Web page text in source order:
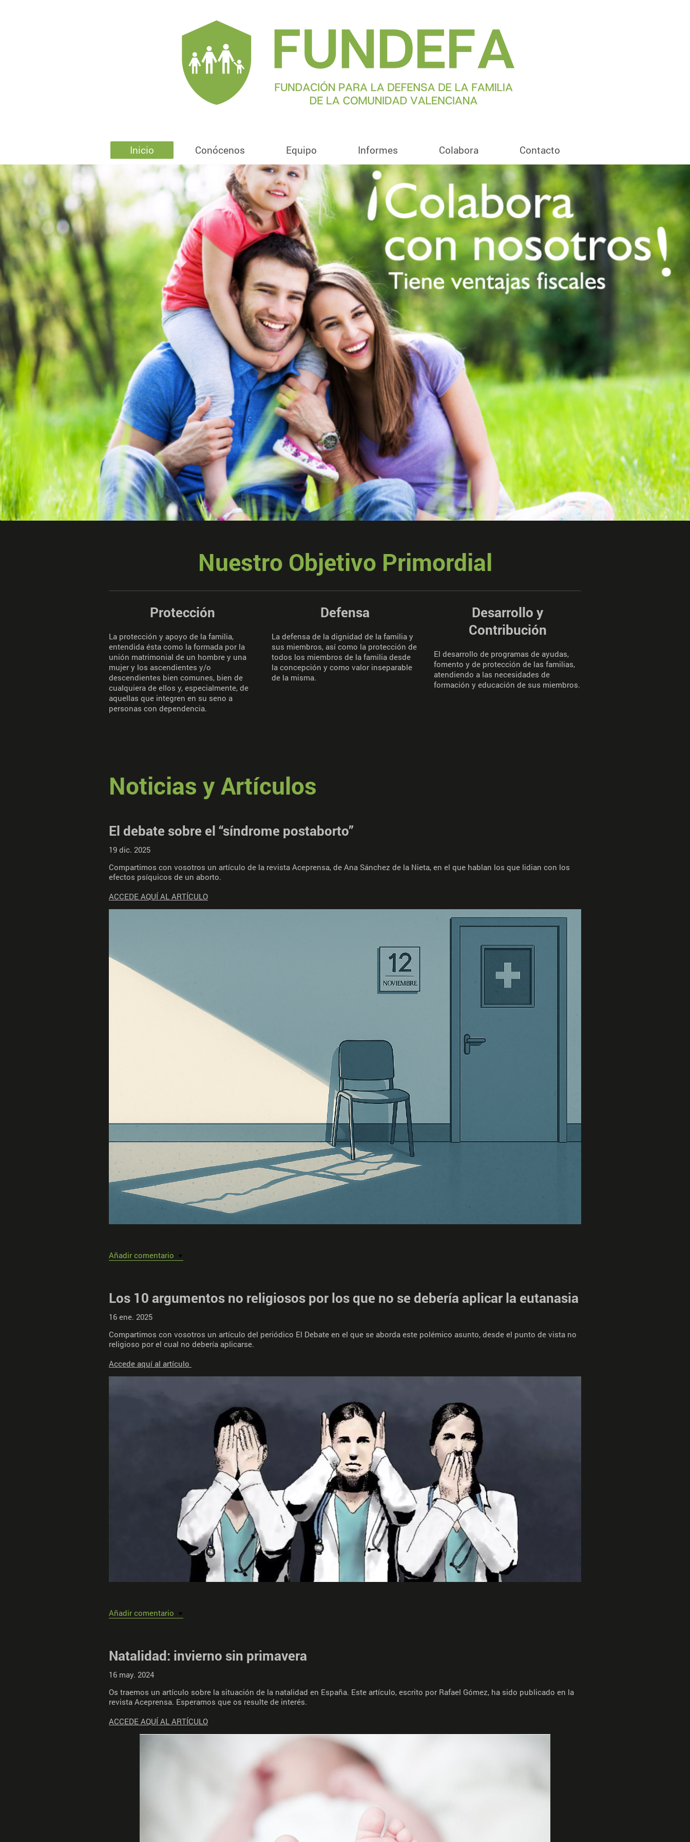
Inicio Conócenos Equipo Informes Colabora Contacto
Nuestro Objetivo Primordial
Protección
La protección y apoyo de la familia,
entendida ésta como la formada por la
unión matrimonial de un hombre y una
mujer y los ascendientes y/o
descendientes bien comunes, bien de
cualquiera de ellos y, especialmente, de
aquellas que integren en su seno a
personas con dependencia.
Defensa
La defensa de la dignidad de la familia y
sus miembros, así como la protección de
todos los miembros de la familia desde
la concepción y como valor inseparable
de la misma.
Desarrollo y
Contribución
El desarrollo de programas de ayudas,
fomento y de protección de las familias,
atendiendo a las necesidades de
formación y educación de sus miembros.
Noticias y Artículos
El debate sobre el “síndrome postaborto”
19 dic. 2025
Compartimos con vosotros un artículo de la revista Aceprensa, de Ana Sánchez de la Nieta, en el que hablan los que lidian con los
efectos psíquicos de un aborto.
ACCEDE AQUÍ AL ARTÍCULO
Añadir comentario
Los 10 argumentos no religiosos por los que no se debería aplicar la eutanasia
16 ene. 2025
Compartimos con vosotros un artículo del periódico El Debate en el que se aborda este polémico asunto, desde el punto de vista no
religioso por el cual no debería aplicarse.
Accede aquí al artículo
Añadir comentario
Natalidad: invierno sin primavera
16 may. 2024
Os traemos un artículo sobre la situación de la natalidad en España. Este artículo, escrito por Rafael Gómez, ha sido publicado en la
revista Aceprensa. Esperamos que os resulte de interés.
ACCEDE AQUÍ AL ARTÍCULO